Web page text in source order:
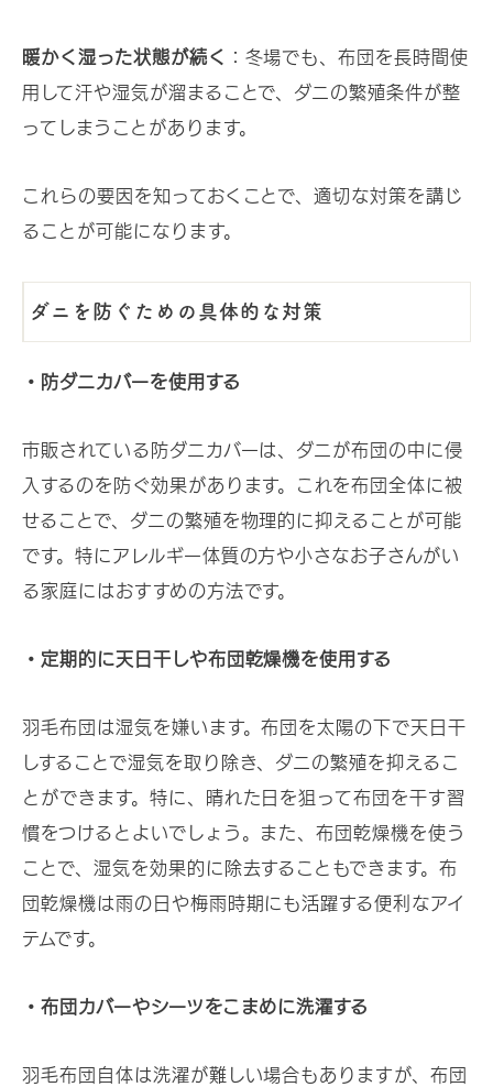
暖かく湿った状態が続く
：冬場でも、布団を長時間使
用して汗や湿気が溜まることで、ダニの繁殖条件が整
ってしまうことがあります。
これらの要因を知っておくことで、適切な対策を講じ
ることが可能になります。
ダニを防ぐための具体的な対策
・防ダニカバーを使用する
市販されている防ダニカバーは、ダニが布団の中に侵
入するのを防ぐ効果があります。これを布団全体に被
せることで、ダニの繁殖を物理的に抑えることが可能
です。特にアレルギー体質の方や小さなお子さんがい
る家庭にはおすすめの方法です。
・定期的に天日干しや布団乾燥機を使用する
羽毛布団は湿気を嫌います。布団を太陽の下で天日干
しすることで湿気を取り除き、ダニの繁殖を抑えるこ
とができます。特に、晴れた日を狙って布団を干す習
慣をつけるとよいでしょう。また、布団乾燥機を使う
ことで、湿気を効果的に除去することもできます。布
団乾燥機は雨の日や梅雨時期にも活躍する便利なアイ
テムです。
・布団カバーやシーツをこまめに洗濯する
羽毛布団自体は洗濯が難しい場合もありますが、布団